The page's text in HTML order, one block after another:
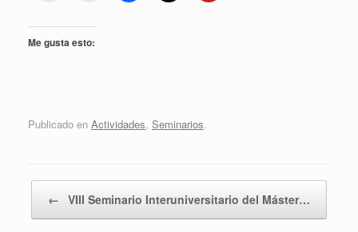
Me gusta esto:
Publicado en Actividades, Seminarios.
← VIII Seminario Interuniversitario del Máster…